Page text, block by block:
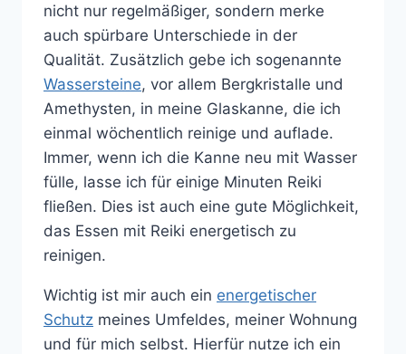
nicht nur regelmäßiger, sondern merke
auch spürbare Unterschiede in der
Qualität. Zusätzlich gebe ich sogenannte
Wassersteine, vor allem Bergkristalle und
Amethysten, in meine Glaskanne, die ich
einmal wöchentlich reinige und auflade.
Immer, wenn ich die Kanne neu mit Wasser
fülle, lasse ich für einige Minuten Reiki
fließen. Dies ist auch eine gute Möglichkeit,
das Essen mit Reiki energetisch zu
reinigen.
Wichtig ist mir auch ein energetischer
Schutz meines Umfeldes, meiner Wohnung
und für mich selbst. Hierfür nutze ich ein